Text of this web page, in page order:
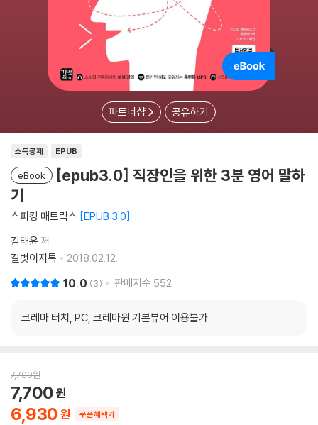
파트너샵 공유하기
소득공제 EPUB
eBook
[epub3.0] 직장인을 위한 3분 영어 말하
기
스피킹 매트릭스 EPUB 3.0
김태윤 저
길벗이지톡
2018.02.12.
10.0 3 판매지수 552
크레마 터치, PC, 크레마원 기본뷰어 이용불가
7,700원
6,930
7,700
쿠폰혜택가